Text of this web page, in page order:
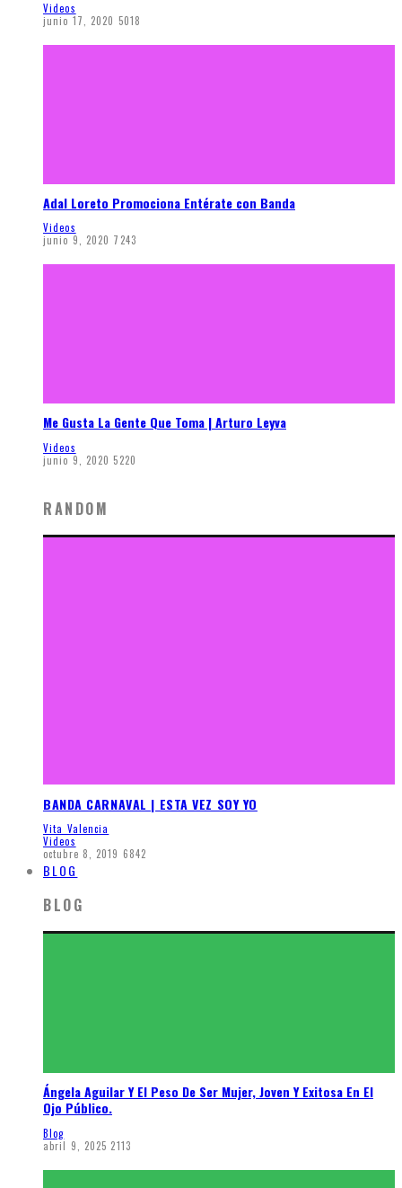
Videos
junio 17, 2020 5018
Adal Loreto Promociona Entérate con Banda
Videos
junio 9, 2020 7243
Me Gusta La Gente Que Toma | Arturo Leyva
Videos
junio 9, 2020 5220
RANDOM
BANDA CARNAVAL | ESTA VEZ SOY YO
Vita Valencia
Videos
octubre 8, 2019 6842
BLOG
BLOG
Ángela Aguilar Y El Peso De Ser Mujer, Joven Y Exitosa En El
Ojo Público.
Blog
abril 9, 2025 2113